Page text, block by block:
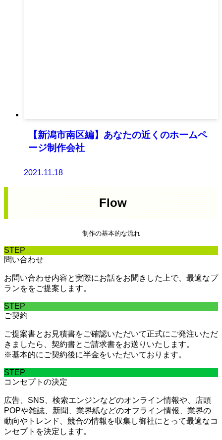
【新潟市南区編】あなたの近くのホームペ
ージ制作会社
2021.11.18
Flow
制作の基本的な流れ
STEP
問い合わせ
お問い合わせ内容と実際にお話をお聞きした上で、最適なプ
ランををご提案します。
STEP
ご契約
ご提案書とお見積書をご確認いただいて正式にご発注いただ
きましたら、契約書とご請求書をお送りいたします。
※基本的にご契約後に半金をいただいております。
STEP
コンセプトの決定
広告、SNS、検索エンジンなどのオンライン情報や、店頭
POPや雑誌、新聞、業界紙などのオフライン情報、業界の
動向やトレンド、競合の情報を収集し御社にとって最適なコ
ンセプトを決定します。